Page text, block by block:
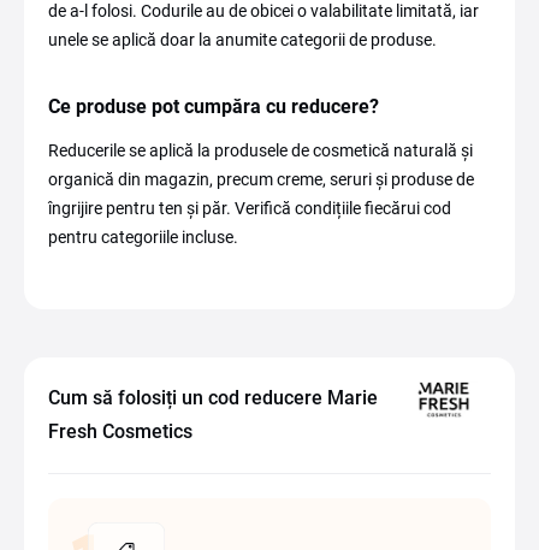
de a-l folosi. Codurile au de obicei o valabilitate limitată, iar
unele se aplică doar la anumite categorii de produse.
Ce produse pot cumpăra cu reducere?
Reducerile se aplică la produsele de cosmetică naturală și
organică din magazin, precum creme, seruri și produse de
îngrijire pentru ten și păr. Verifică condițiile fiecărui cod
pentru categoriile incluse.
Cum să folosiți un cod reducere Marie
Fresh Cosmetics